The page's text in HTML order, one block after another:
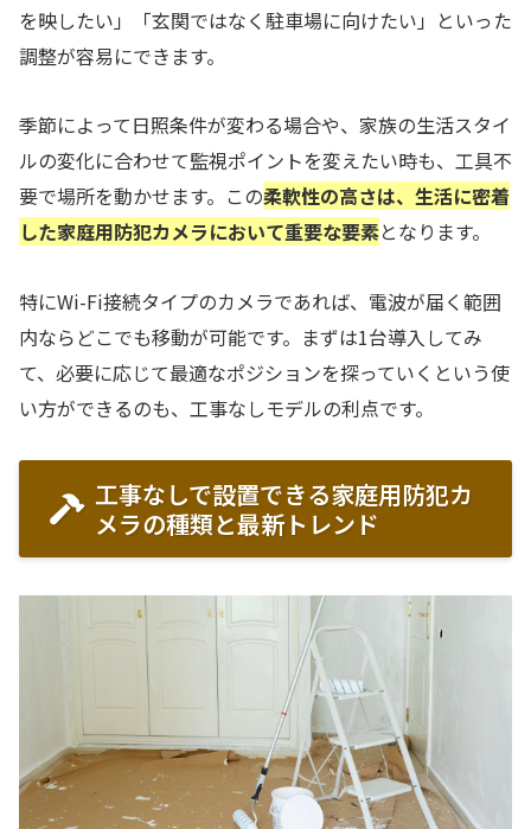
を映したい」「玄関ではなく駐車場に向けたい」といった
調整が容易にできます。
季節によって日照条件が変わる場合や、家族の生活スタイ
ルの変化に合わせて監視ポイントを変えたい時も、工具不
要で場所を動かせます。この柔軟性の高さは、生活に密着
した家庭用防犯カメラにおいて重要な要素となります。
特にWi-Fi接続タイプのカメラであれば、電波が届く範囲
内ならどこでも移動が可能です。まずは1台導入してみ
て、必要に応じて最適なポジションを探っていくという使
い方ができるのも、工事なしモデルの利点です。
工事なしで設置できる家庭用防犯カ
メラの種類と最新トレンド